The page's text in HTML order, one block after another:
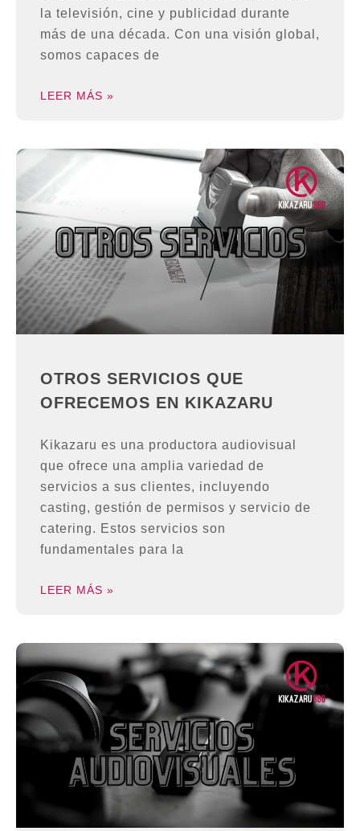
la televisión, cine y publicidad durante
más de una década. Con una visión global,
somos capaces de
LEER MÁS »
OTROS SERVICIOS QUE
OFRECEMOS EN KIKAZARU
Kikazaru es una productora audiovisual
que ofrece una amplia variedad de
servicios a sus clientes, incluyendo
casting, gestión de permisos y servicio de
catering. Estos servicios son
fundamentales para la
LEER MÁS »